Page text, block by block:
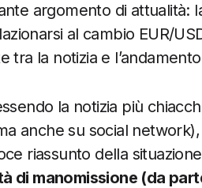
argomento di attualità:
al cambio EUR/
la notizia e
la notizia più
anche su social
riassunto della
di manomissione (da